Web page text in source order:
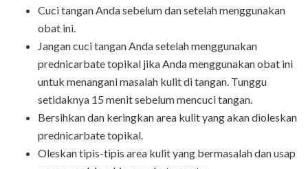
Cuci tangan Anda sebelum dan setelah menggunakan
obat ini.
Jangan cuci tangan Anda setelah menggunakan
prednicarbate topikal jika Anda menggunakan obat ini
untuk menangani masalah kulit di tangan. Tunggu
setidaknya 15 menit sebelum mencuci tangan.
Bersihkan dan keringkan area kulit yang akan dioleskan
prednicarbate topikal.
Oleskan tipis-tipis area kulit yang bermasalah dan usap